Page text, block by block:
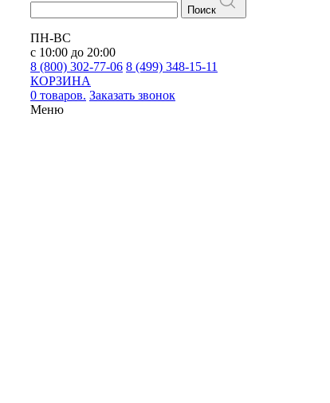
Поиск
ПН-ВС
с 10:00 до 20:00
8 (800) 302-77-06 8 (499) 348-15-11
КОРЗИНА
0 товаров. Заказать звонок
Меню